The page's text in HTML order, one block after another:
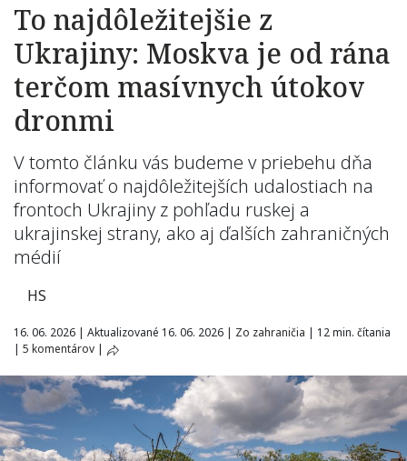
To najdôležitejšie z
Ukrajiny: Moskva je od rána
terčom masívnych útokov
dronmi
V tomto článku vás budeme v priebehu dňa
informovať o najdôležitejších udalostiach na
frontoch Ukrajiny z pohľadu ruskej a
ukrajinskej strany, ako aj ďalších zahraničných
médií
HS
16. 06. 2026 | Aktualizované 16. 06. 2026 | Zo zahraničia | 12 min. čítania
| 5 komentárov |